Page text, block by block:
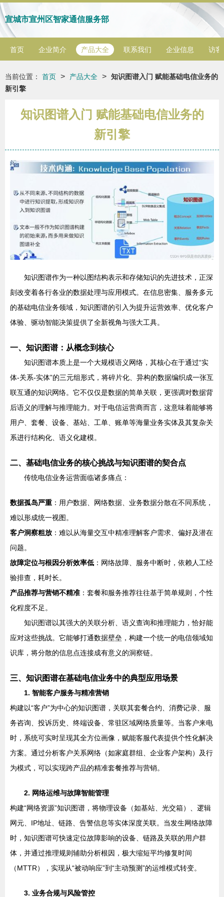
宣城市宣州区智家通信服务部
首页 企业简介 产品大全 联系我们 企业信息 访客
当前位置： 首页 > 产品大全 > 知识图谱入门 赋能基础电信业务的
新引擎
知识图谱入门 赋能基础电信业务的
新引擎
知识图谱作为一种以图结构表示和存储知识的先进技术，正深
刻改变着各行各业的数据处理与应用模式。在信息密集、服务多元
的基础电信业务领域，知识图谱的引入为提升运营效率、优化客户
体验、驱动智能决策提供了全新视角与强大工具。
一、知识图谱：从概念到核心
知识图谱本质上是一个大规模语义网络，其核心在于通过“实
体-关系-实体”的三元组形式，将碎片化、异构的数据编织成一张互
联互通的知识网络。它不仅仅是数据的简单关联，更强调对数据背
后语义的理解与推理能力。对于电信运营商而言，这意味着能够将
用户、套餐、设备、基站、工单、账单等海量业务实体及其复杂关
系进行结构化、语义化建模。
二、基础电信业务的核心挑战与知识图谱的契合点
传统电信业务运营面临诸多痛点：
数据孤岛严重 ：用户数据、网络数据、业务数据分散在不同系统，
难以形成统一视图。
客户洞察粗放 ：难以从海量交互中精准理解客户需求、偏好及潜在
问题。
故障定位与根因分析效率低 ：网络故障、服务中断时，依赖人工经
验排查，耗时长。
产品推荐与营销不精准 ：套餐和服务推荐往往基于简单规则，个性
化程度不足。
知识图谱以其强大的关联分析、语义查询和推理能力，恰好能
应对这些挑战。它能够打通数据壁垒，构建一个统一的电信领域知
识库，将分散的信息点连接成有意义的洞察链。
三、知识图谱在基础电信业务中的典型应用场景
1. 智能客户服务与精准营销
构建以“客户”为中心的知识图谱，关联其套餐合约、消费记录、服
务咨询、投诉历史、终端设备、常驻区域网络质量等。当客户来电
时，系统可实时呈现其全方位画像，赋能客服代表提供个性化解决
方案。通过分析客户关系网络（如家庭群组、企业客户架构）及行
为模式，可以实现跨产品的精准套餐推荐与营销。
2. 网络运维与故障智能管理
构建“网络资源”知识图谱，将物理设备（如基站、光交箱）、逻辑
网元、IP地址、链路、告警信息等实体深度关联。当发生网络故障
时，知识图谱可快速定位故障影响的设备、链路及关联的用户群
体，并通过推理规则辅助分析根因，极大缩短平均修复时间
（MTTR），实现从“被动响应”到“主动预测”的运维模式转变。
3. 业务合规与风险管控